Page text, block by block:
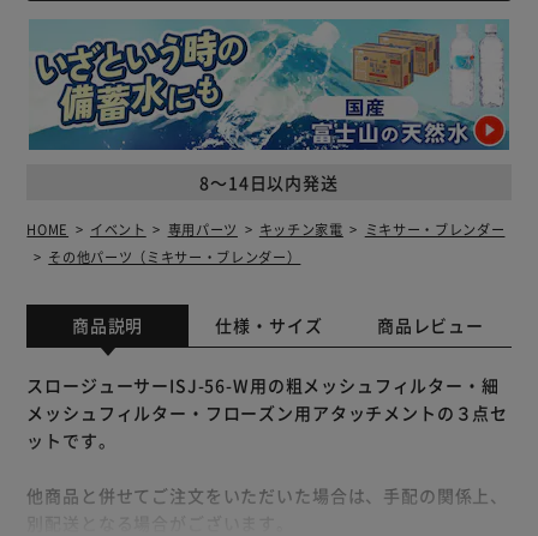
8～14日以内発送
HOME イベント 専用パーツ キッチン家電
ミキサー・ブレンダー
その他パーツ（ミキサー・ブレンダー）
商品説明 仕様・サイズ 商品レビュー
スロージューサーISJ-56-W用の粗メッシュフィルター・細
メッシュフィルター・フローズン用アタッチメントの３点セ
ットです。
他商品と併せてご注文をいただいた場合は、手配の関係上、